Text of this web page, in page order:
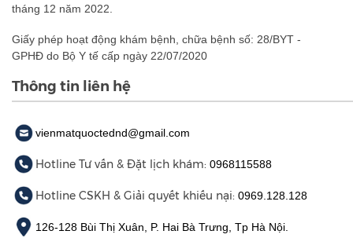
Giấy chứng nhận đăng ký doanh nghiệp số: 0105008493 do
cấp ngày 17/11/2010. Đăng ký thay đổi lần thứ: 14, ngày 16
tháng 12 năm 2022.
Giấy phép hoạt động khám bệnh, chữa bệnh số: 28/BYT -
Thông tin liên hệ